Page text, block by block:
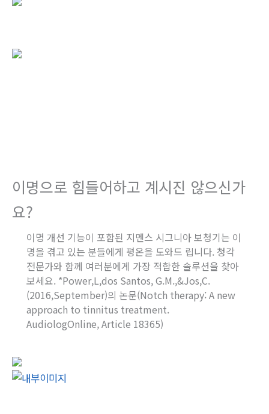
이명으로 힘들어하고 계시진 않으신가
요?
이명 개선 기능이 포함된 지멘스 시그니아 보청기는 이
명을 겪고 있는 분들에게 평온을 도와드 립니다. 청각
전문가와 함께 여러분에게 가장 적합한 솔루션을 찾아
보세요. *Power,L,dos Santos, G.M.,&Jos,C.
(2016,September)의 논문(Notch therapy: A new
approach to tinnitus treatment.
AudiologOnline, Article 18365)